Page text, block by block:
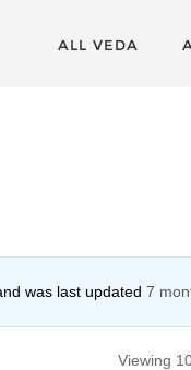
ALL VEDA
was last updated 7
Viewing